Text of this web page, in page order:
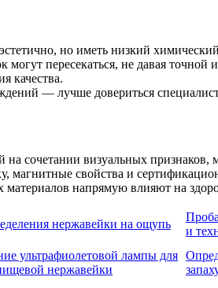
но иметь низкий
могут пересекаться, не давая точной
качества.
— лучше довериться
сочетании визуальных
магнитные свойства и
напрямую влияют на
нержавейки на ощупь
и
ультрафиолетовой лампы для
нержавейки